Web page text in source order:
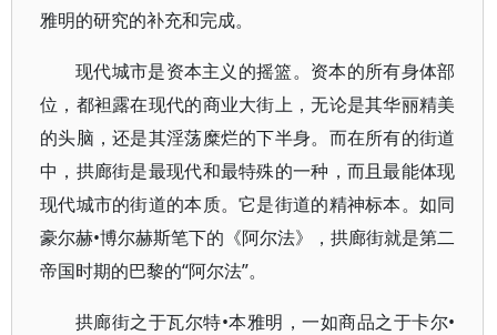
雅明的研究的补充和完成。
现代城市是资本主义的摇篮。资本的所有身体部
位，都袒露在现代的商业大街上，无论是其华丽精美
的头脑，还是其淫荡糜烂的下半身。而在所有的街道
中，拱廊街是最现代和最特殊的一种，而且最能体现
现代城市的街道的本质。它是街道的精神标本。如同
豪尔赫•博尔赫斯笔下的《阿尔法》，拱廊街就是第二
帝国时期的巴黎的“阿尔法”。
拱廊街之于瓦尔特•本雅明，一如商品之于卡尔•